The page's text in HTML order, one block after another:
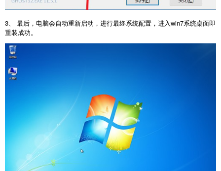
3、 最后，电脑会自动重新启动，进行最终系统配置，进入win7系统桌面即
重装成功。